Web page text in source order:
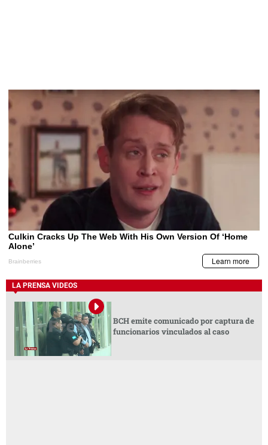
LA PRENSA VIDEOS
BCH emite comunicado por captura de
funcionarios vinculados al caso